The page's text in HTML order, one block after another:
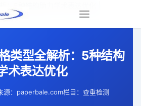
navigation
类型全解析：5种结构
术表达优化
源：paperbale.com栏目：查重检测